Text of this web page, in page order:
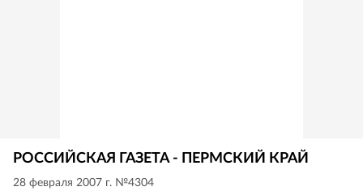
РОССИЙСКАЯ ГАЗЕТА - ПЕРМСКИЙ КРАЙ
28 февраля 2007 г. №4304